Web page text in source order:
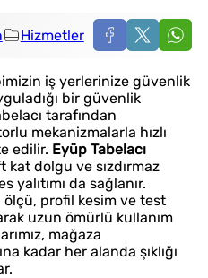
Hizmetler
iş yerlerinize güvenlik
bir güvenlik
tarafından
mekanizmalarla hızlı
edilir. Eyüp Tabelacı
dolgu ve sızdırmaz
yalıtımı da sağlanır.
profil kesim ve test
uzun ömürlü kullanım
mağaza
kadar her alanda şıklığı